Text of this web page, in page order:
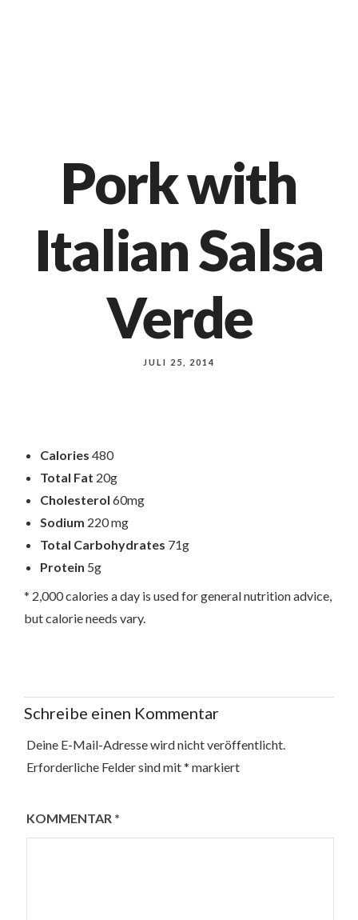
Pork with
Italian Salsa
Verde
JULI 25, 2014
Calories 480
Total Fat 20g
Cholesterol 60mg
Sodium 220 mg
Total Carbohydrates 71g
Protein 5g
* 2,000 calories a day is used for general nutrition advice,
but calorie needs vary.
Schreibe einen Kommentar
Deine E-Mail-Adresse wird nicht veröffentlicht.
Erforderliche Felder sind mit* markiert
KOMMENTAR *